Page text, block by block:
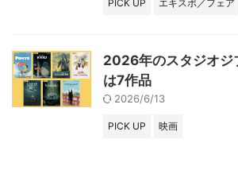
PICK UP エキスポ／フェア
2026年のスタジオジ
は7作品
2026/6/13
PICK UP 映画